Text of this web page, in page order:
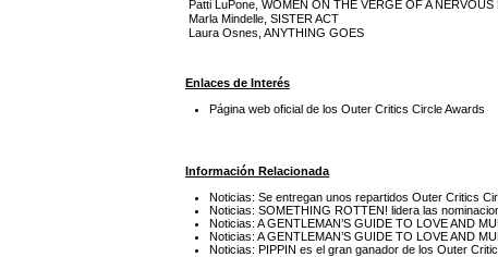
Patti LuPone, WOMEN ON THE VERGE OF A NERVOUS
Marla Mindelle, SISTER ACT
Laura Osnes, ANYTHING GOES
Enlaces de Interés
Página web oficial de los Outer Critics Circle Awards
Información Relacionada
Noticias: Se entregan unos repartidos Outer Critics
Noticias: SOMETHING ROTTEN! lidera las
Noticias: A GENTLEMAN’S GUIDE TO LOVE AND
Noticias: A GENTLEMAN’S GUIDE TO LOVE AND
Noticias: PIPPIN es el gran ganador de los Outer